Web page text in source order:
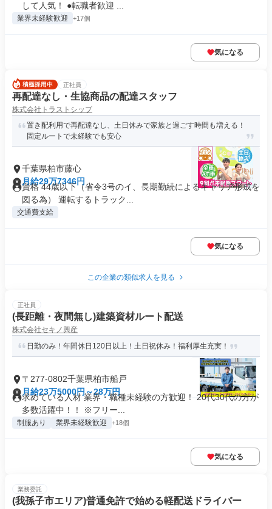
して人気！ ●転職者歓迎 ...
業界未経験歓迎 +17個
気になる
正社員
再配達なし・生協商品の配達スタッフ
株式会社トラストシップ
置き配利用で再配達なし、土日休みで家族と過ごす時間も増える！
固定ルートで未経験でも安心
千葉県柏市藤心
月給29万7346円
資格 44歳以下（省令3号のイ、長期勤続によるキャリア形成を
図る為） 運転するトラック...
交通費支給
気になる
この企業の類似求人を見る
正社員
(長距離・夜間無し)建築資材ルート配送
株式会社セキノ興産
日勤のみ！年間休日120日以上！土日祝休み！福利厚生充実！
〒277-0802千葉県柏市船戸
月給23万5000円～28万円
求めている人材 業界・職種未経験の方歓迎！ 20代30代の方が
多数活躍中！！ ※フリー...
制服あり 業界未経験歓迎 +18個
気になる
業務委託
(我孫子市エリア)普通免許で始める軽配送ドライバー